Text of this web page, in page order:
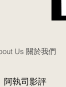
Us 關於我們
阿執司影評